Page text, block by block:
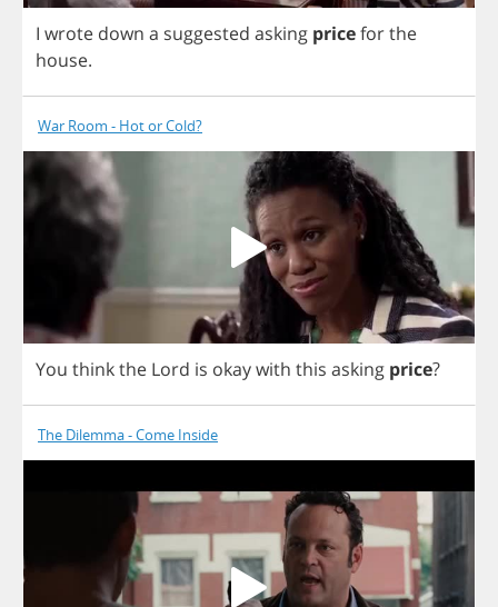
I wrote down a suggested asking priceforthe
house.
War Room - Hot or Cold?
You thinkthe Lord is okaywith this asking price?
The Dilemma - Come Inside